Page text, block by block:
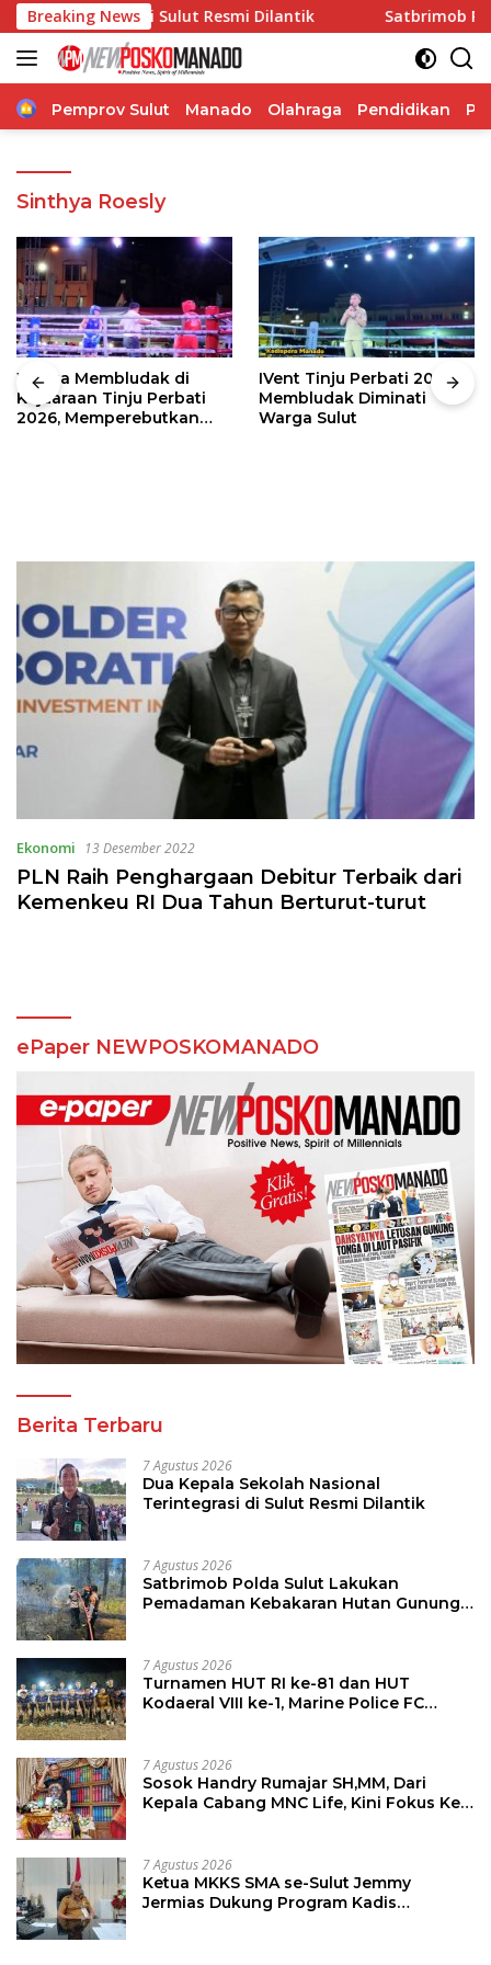
Langsung
ke
konten
Breaking Newsdi Sulut Resmi Dilantik Satbrimob Polda
Home
Pemprov Sulut Manado Olahraga Pendidikan
Sinthya Roesly
Warga Membludak di
Kejuaraan Tinju Perbati
2026, Memperebutkan
IVent Tinju Perbati 2026
Membludak Diminati
Warga Sulut
Ekonomi 13 Desember 2022
PLN Raih Penghargaan Debitur Terbaik dari
Kemenkeu RI Dua Tahun Berturut-turut
ePaper NEWPOSKOMANADO
Berita Terbaru
7 Agustus 2026
Dua Kepala Sekolah Nasional
Terintegrasi di Sulut Resmi Dilantik
7 Agustus 2026
Satbrimob Polda Sulut Lakukan
Pemadaman Kebakaran Hutan Gunung
7 Agustus 2026
Turnamen HUT RI ke-81 dan HUT
Kodaeral VIII ke-1, Marine Police FC
7 Agustus 2026
Sosok Handry Rumajar SH,MM, Dari
Kepala Cabang MNC Life, Kini Fokus Ke
7 Agustus 2026
Ketua MKKS SMA se-Sulut Jemmy
Jermias Dukung Program Kadis